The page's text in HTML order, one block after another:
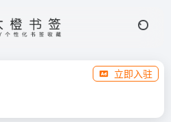
立即入驻